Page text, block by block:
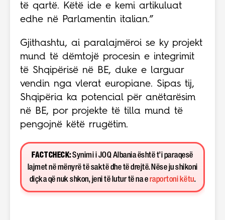
të qartë. Këtë ide e kemi artikuluat
edhe në Parlamentin italian.”
Gjithashtu, ai paralajmëroi se ky projekt
mund të dëmtojë procesin e integrimit
të Shqipërisë në BE, duke e larguar
vendin nga vlerat europiane. Sipas tij,
Shqipëria ka potencial për anëtarësim
në BE, por projekte të tilla mund të
pengojnë këtë rrugëtim.
FACT CHECK:Synimi i JOQ Albania është t’i paraqesë
lajmet në mënyrë të saktë dhe të drejtë. Nëse ju shikoni
diçka që nuk shkon, jeni të lutur të na e raportoni këtu.